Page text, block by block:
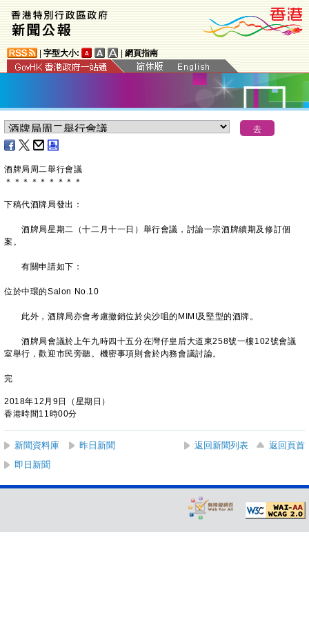
字型大小: 網頁指南
酒牌局周二舉行會議
＊ ＊ ＊ ＊ ＊ ＊ ＊ ＊ ＊
下稿代酒牌局發出：
酒牌局星期二（十二月十一日）舉行會議，討論一宗酒牌續期及修訂個
案。
有關申請如下：
位於中環的Salon No.10
此外，酒牌局亦會考慮撤銷位於尖沙咀的MIMI及堅型的酒牌。
酒牌局會議於上午九時四十五分在灣仔皇后大道東258號一樓102號會議
室舉行，歡迎市民旁聽。機密事項則會於內務會議討論。
完
2018年12月9日（星期日）
香港時間11時00分
新聞資料庫 昨日新聞 返回新聞列表
返回頁首
即日新聞